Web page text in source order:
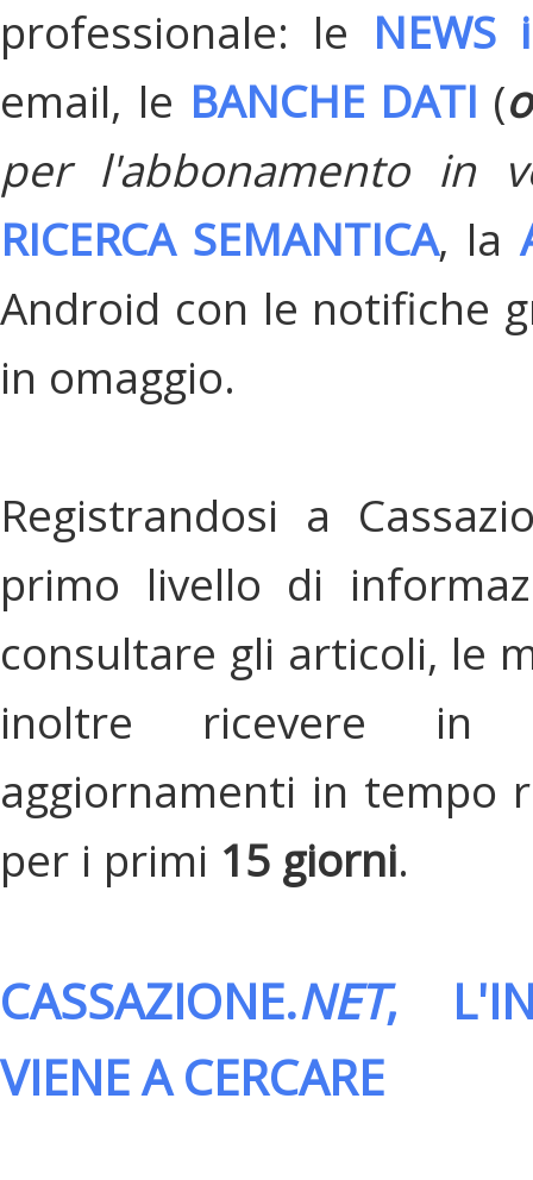
professionale: le
email, le BANCHE DATI (
per l'abbonamento in
RICERCA SEMANTICA, la
Android con le notifiche
in omaggio.
Registrandosi a
primo livello di
consultare gli articoli, le
inoltre ricevere in
aggiornamenti in tempo
per i primi 15 giorni.
CASSAZIONE.NET,
VIENE A CERCARE